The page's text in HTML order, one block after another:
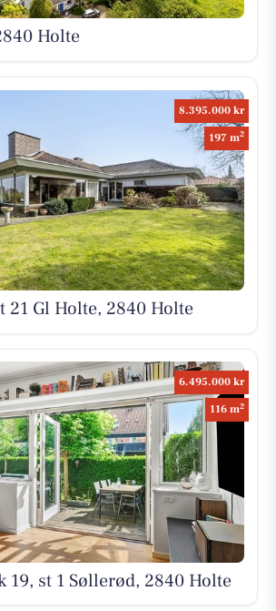
Holte
8.395.000 kr
197 m2
21 Gl Holte, 2840 Holte
6.495.000 kr
116 m2
19, st 1 Søllerød, 2840 Holte